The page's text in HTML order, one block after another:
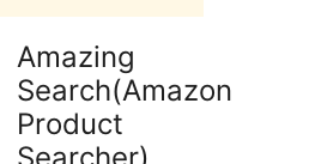
Amazing
Search(Amazon
Product